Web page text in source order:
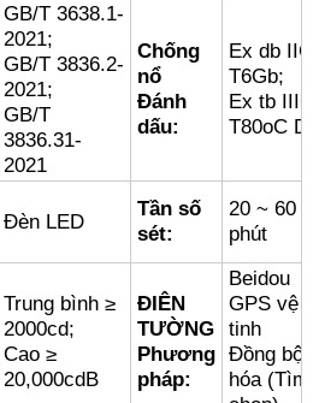
GB/T 3638.1-
2021;
GB/T 3836.2-
2021;
GB/T
3836.31-
2021
Chống
nổ
Đánh
dấu:
Ex db IIC
T6Gb;
Ex tb IIIC
T80oC Db
Đèn LED
Tần số
sét:
20 ~ 60
phút
Trung bình ≥
2000cd;
Cao ≥
20,000cdB
ĐIÊN
TƯỜNG
Phương
pháp:
Beidou
GPS vệ
tinh
Đồng bộ
hóa (Tìm